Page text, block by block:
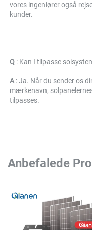
vores ingeniører også
kunder.
Q : Kan I tilpasse
A : Ja. Når du sender os
mærkenavn,
tilpasses.
Anbefalede